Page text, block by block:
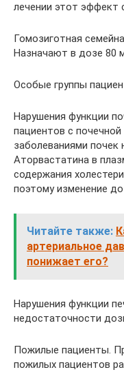
лечении этот эффект
Гомозиготная
Назначают в дозе 80
Особые группы
Нарушения функции
пациентов с
заболеваниями почек
Аторвастатина в
содержания
поэтому изменение
Читайте также:
артериальное
понижает его?
Нарушения функции
недостаточности
Пожилые пациенты.
пожилых пациентов